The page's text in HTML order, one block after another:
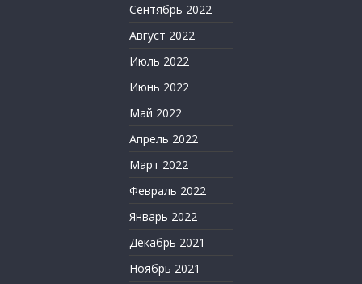
Сентябрь 2022
Август 2022
Июль 2022
Июнь 2022
Май 2022
Апрель 2022
Март 2022
Февраль 2022
Январь 2022
Декабрь 2021
Ноябрь 2021